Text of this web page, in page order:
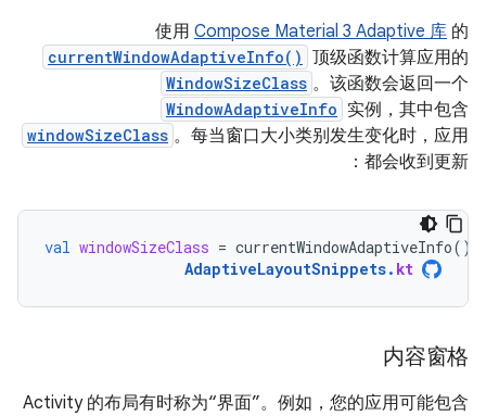
使用 Compose Material 3 Adaptive 库 的
currentWindowAdaptiveInfo() 顶级函数计算应用的
WindowSizeClass 。该函数会返回一个
WindowAdaptiveInfo 实例，其中包含
windowSizeClass 。每当窗口大小类别发生变化时，应用
都会收到更新：
val windowSizeClass = currentWindowAdaptiveInfo().
AdaptiveLayoutSnippets. kt
内容窗格
Activity 的布局有时称为“界面”。 例如，您的应用可能包含